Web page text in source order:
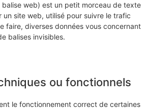
balise web) est un petit morceau de texte
un site web, utilisé pour suivre le trafic
faire, diverses données vous concernant
balises invisibles.
ou fonctionnels
le fonctionnement correct de certaines